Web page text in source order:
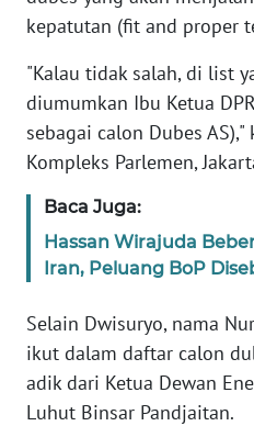
kepatutan (fit and proper
"Kalau tidak salah, di list
diumumkan Ibu Ketua
sebagai calon Dubes
Kompleks Parlemen,
Baca Juga:
Hassan Wirajuda
Iran, Peluang BoP
Selain Dwisuryo, nama
ikut dalam daftar calon
adik dari Ketua Dewan
Luhut Binsar Pandjaitan.
KARIR
DISCLAIMER
News
Regional
WN
SUMUT
WN
JAKARTA
WN